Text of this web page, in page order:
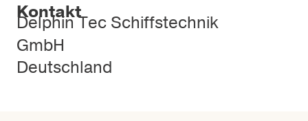
Kontakt
Delphin Tec Schiffstechnik
GmbH
Deutschland